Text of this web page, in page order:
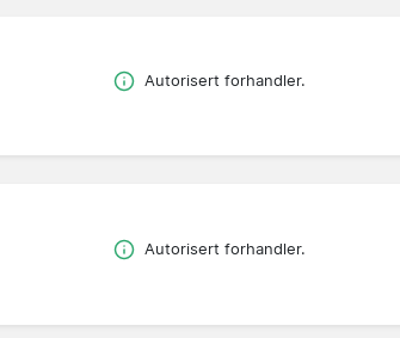
Autorisert forhandler.
Autorisert forhandler.